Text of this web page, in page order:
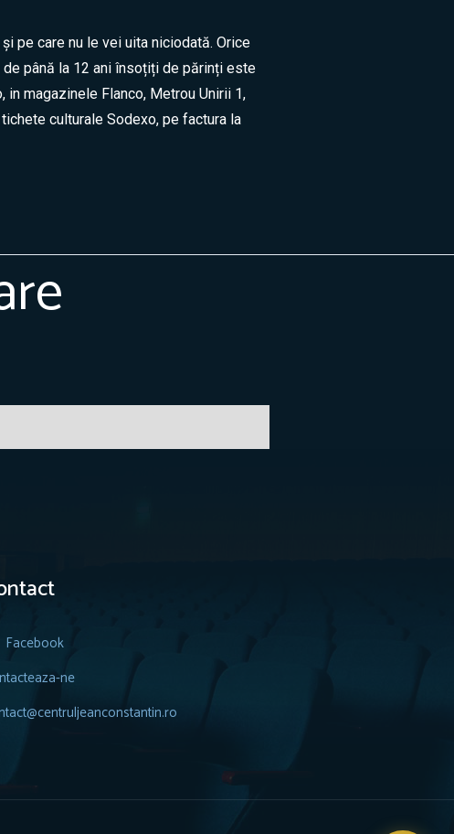
pe care nu le vei uita niciodată. Orice
până la 12 ani însoțiți de părinți este
magazinele Flanco, Metrou Unirii 1,
culturale Sodexo, pe factura la
Facebook
ne